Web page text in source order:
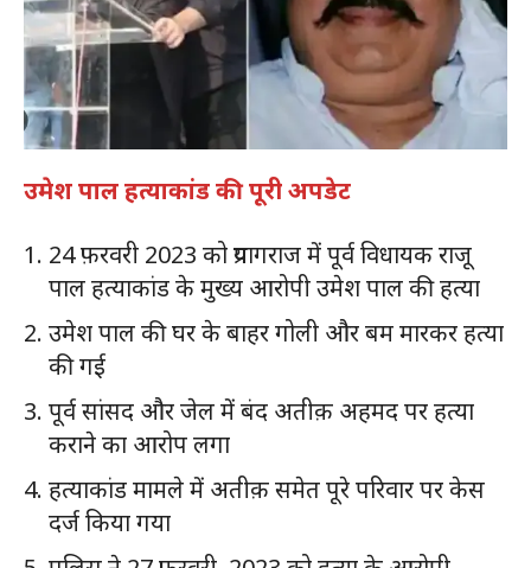
उमेश पाल हत्याकांड की पूरी अपडेट
24 फ़रवरी 2023 को प्रयागराज में पूर्व विधायक राजू
पाल हत्याकांड के मुख्य आरोपी उमेश पाल की हत्या
उमेश पाल की घर के बाहर गोली और बम मारकर हत्या
की गई
पूर्व सांसद और जेल में बंद अतीक़ अहमद पर हत्या
कराने का आरोप लगा
हत्याकांड मामले में अतीक़ समेत पूरे परिवार पर केस
दर्ज किया गया